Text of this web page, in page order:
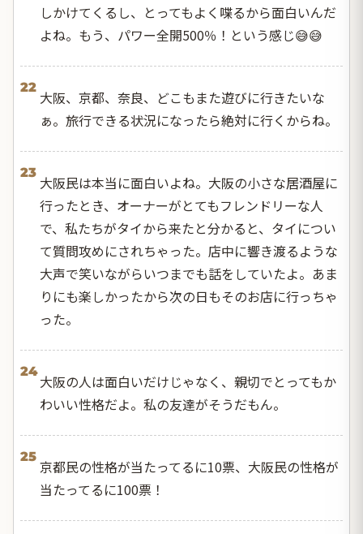
しかけてくるし、とってもよく喋るから面白いんだ
よね。もう、パワー全開500％！という感じ😅😅
22
大阪、京都、奈良、どこもまた遊びに行きたいな
ぁ。旅行できる状況になったら絶対に行くからね。
23
大阪民は本当に面白いよね。大阪の小さな居酒屋に
行ったとき、オーナーがとてもフレンドリーな人
で、私たちがタイから来たと分かると、タイについ
て質問攻めにされちゃった。店中に響き渡るような
大声で笑いながらいつまでも話をしていたよ。あま
りにも楽しかったから次の日もそのお店に行っちゃ
った。
24
大阪の人は面白いだけじゃなく、親切でとってもか
わいい性格だよ。私の友達がそうだもん。
25
京都民の性格が当たってるに10票、大阪民の性格が
当たってるに100票！